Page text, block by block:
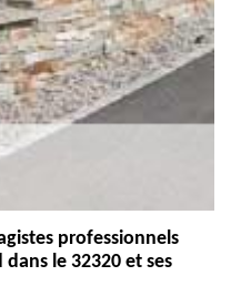
professionnels
le 32320 et ses